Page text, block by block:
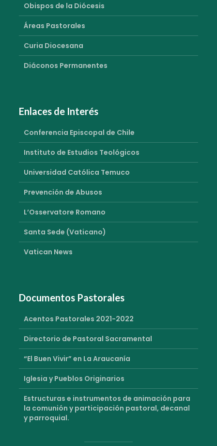
Obispos de la Diócesis
Áreas Pastorales
Curia Diocesana
Diáconos Permanentes
Enlaces de Interés
Conferencia Episcopal de Chile
Instituto de Estudios Teológicos
Universidad Católica Temuco
Prevención de Abusos
L’Osservatore Romano
Santa Sede (Vaticano)
Vatican News
Documentos Pastorales
Acentos Pastorales 2021-2022
Directorio de Pastoral Sacramental
“El Buen Vivir” en La Araucanía
Iglesia y Pueblos Originarios
Estructuras e instrumentos de animación para
la comunión y participación pastoral, decanal
y parroquial.